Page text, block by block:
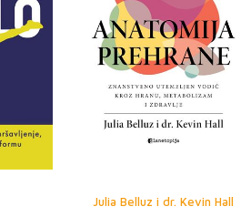
Julia Belluz i dr. Kevin Hall